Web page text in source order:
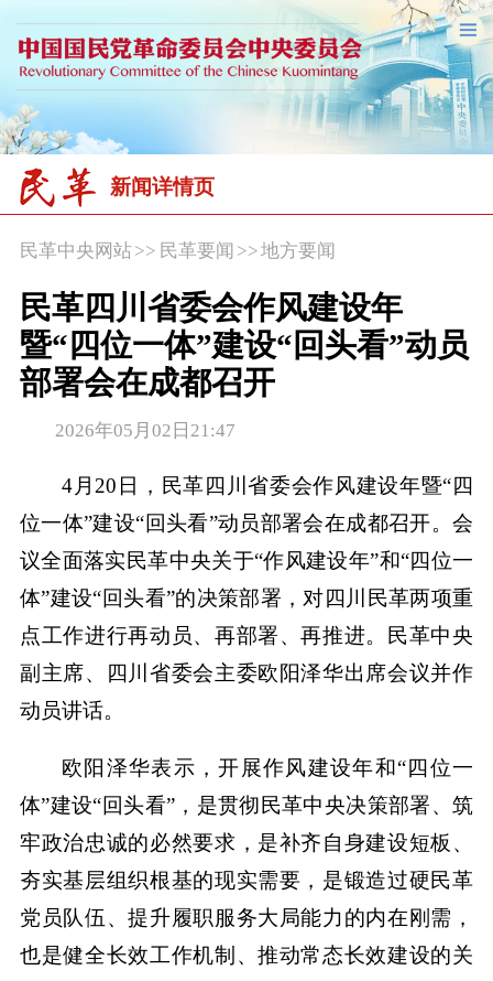
新闻详情页
民革中央网站>> 民革要闻 >>地方要闻
民革四川省委会作风建设年
暨“四位一体”建设“回头看”动员
部署会在成都召开
2026年05月02日21:47
4月20日，民革四川省委会作风建设年暨“四
位一体”建设“回头看”动员部署会在成都召开。会
议全面落实民革中央关于“作风建设年”和“四位一
体”建设“回头看”的决策部署，对四川民革两项重
点工作进行再动员、再部署、再推进。民革中央
副主席、四川省委会主委欧阳泽华出席会议并作
动员讲话。
欧阳泽华表示，开展作风建设年和“四位一
体”建设“回头看”，是贯彻民革中央决策部署、筑
牢政治忠诚的必然要求，是补齐自身建设短板、
夯实基层组织根基的现实需要，是锻造过硬民革
党员队伍、提升履职服务大局能力的内在刚需，
也是健全长效工作机制、推动常态长效建设的关